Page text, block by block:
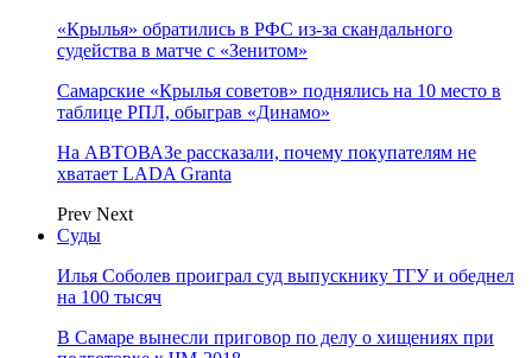
«Крылья» обратились в РФС из-за скандального
судейства в матче с «Зенитом»
Самарские «Крылья советов» поднялись на 10 место в
таблице РПЛ, обыграв «Динамо»
На АВТОВАЗе рассказали, почему покупателям не
хватает LADA Granta
Prev Next
Суды
Илья Соболев проиграл суд выпускнику ТГУ и обеднел
на 100 тысяч
В Самаре вынесли приговор по делу о хищениях при